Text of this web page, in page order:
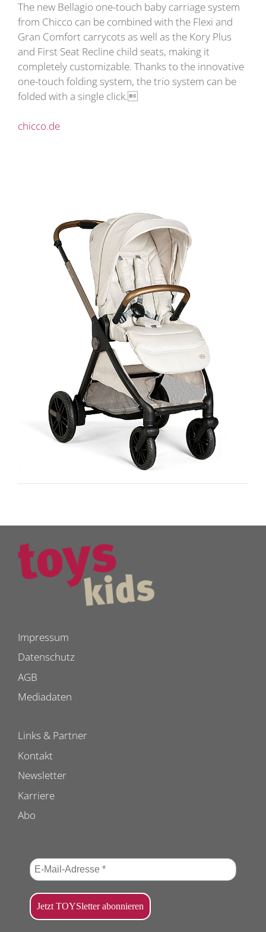
The new Bellagio one-touch baby carriage system
from Chicco can be combined with the Flexi and
Gran Comfort carrycots as well as the Kory Plus
and First Seat Recline child seats, making it
completely customizable. Thanks to the innovative
one-touch folding system, the trio system can be
folded with a single click.
chicco.de
Impressum
Datenschutz
AGB
Mediadaten
Links & Partner
Kontakt
Newsletter
Karriere
Abo